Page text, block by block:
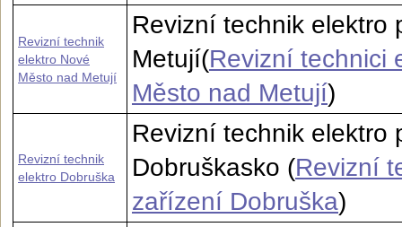
Revizní technik
elektro Nové
Město nad Metují
Revizní technik elektro
Metují(Revizní technici
Město nad Metují)
Revizní technik
elektro Dobruška
Revizní technik elektro
Dobruškasko (Revizní
zařízení Dobruška)